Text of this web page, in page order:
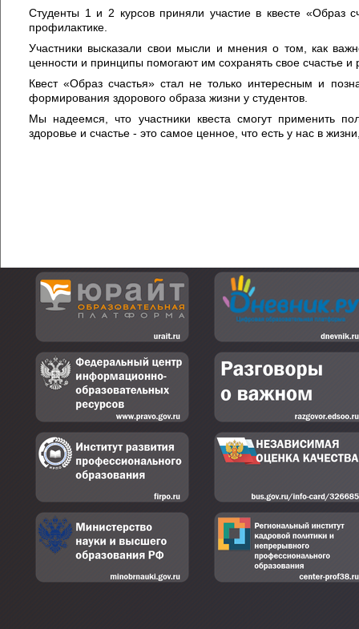
Студенты 1 и 2 курсов приняли участие в квесте «Образ
профилактике.
Участники высказали свои мысли и мнения о том, как
ценности и принципы помогают им сохранять свое счастье и
Квест «Образ счастья» стал не только интересным и
формирования здорового образа жизни у студентов.
Мы надеемся, что участники квеста смогут применить
здоровье и счастье - это самое ценное, что есть у нас в